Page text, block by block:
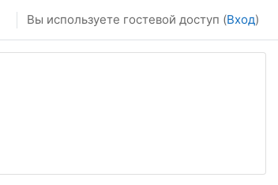
Вы используете гостевой доступ (Вход)